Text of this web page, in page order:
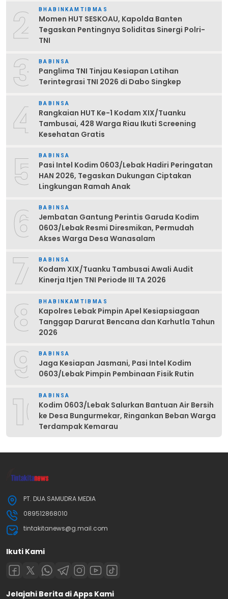
2 BHABINKAMTIBMAS
Momen HUT SESKOAU, Kapolda Banten
Tegaskan Pentingnya Soliditas Sinergi Polri-
TNI
3 BABINSA
Panglima TNI Tinjau Kesiapan Latihan
Terintegrasi TNI 2026 di Dabo Singkep
4 BABINSA
Rangkaian HUT Ke-1 Kodam XIX/Tuanku
Tambusai, 428 Warga Riau Ikuti Screening
Kesehatan Gratis
5 BABINSA
Pasi Intel Kodim 0603/Lebak Hadiri Peringatan
HAN 2026, Tegaskan Dukungan Ciptakan
Lingkungan Ramah Anak
6 BABINSA
Jembatan Gantung Perintis Garuda Kodim
0603/Lebak Resmi Diresmikan, Permudah
Akses Warga Desa Wanasalam
7 BABINSA
Kodam XIX/Tuanku Tambusai Awali Audit
Kinerja Itjen TNI Periode III TA 2026
8 BHABINKAMTIBMAS
Kapolres Lebak Pimpin Apel Kesiapsiagaan
Tanggap Darurat Bencana dan Karhutla Tahun
2026
9 BABINSA
Jaga Kesiapan Jasmani, Pasi Intel Kodim
0603/Lebak Pimpin Pembinaan Fisik Rutin
10BABINSA
Kodim 0603/Lebak Salurkan Bantuan Air Bersih
ke Desa Bungurmekar, Ringankan Beban Warga
Terdampak Kemarau
PT. DUA SAMUDRA MEDIA
089512868010
tintakitanews@g.mail.com
Ikuti Kami
Jelajahi Berita di Apps Kami